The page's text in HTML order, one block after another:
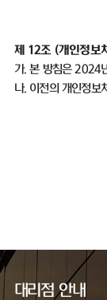
제 12조 (개인정보
가.본 방침은2024
나. 이전의 개인정보
대리점 안내